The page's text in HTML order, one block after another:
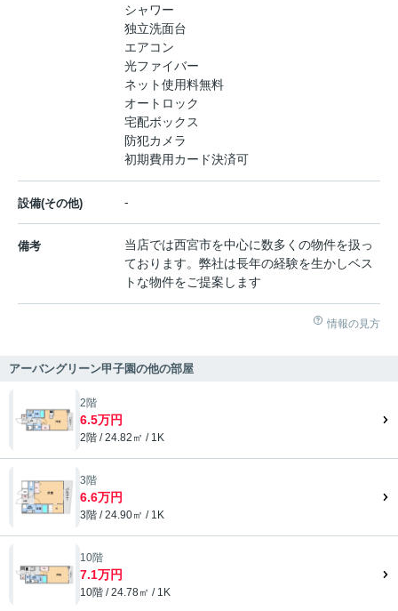
シャワー
独立洗面台
エアコン
光ファイバー
ネット使用料無料
オートロック
宅配ボックス
防犯カメラ
初期費用カード決済可
設備(その他) -
備考
当店では西宮市を中心に数多くの物件を扱っ
ております。弊社は長年の経験を生かしベス
トな物件をご提案します
情報の見方
アーバングリーン甲子園の他の部屋
2階
6.5万円
2階 / 24.82㎡ / 1K
3階
6.6万円
3階 / 24.90㎡ / 1K
10階
7.1万円
10階 / 24.78㎡ / 1K